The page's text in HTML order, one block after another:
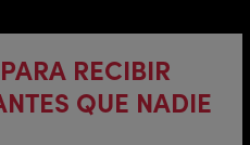
RECIBIR
QUE NADIE